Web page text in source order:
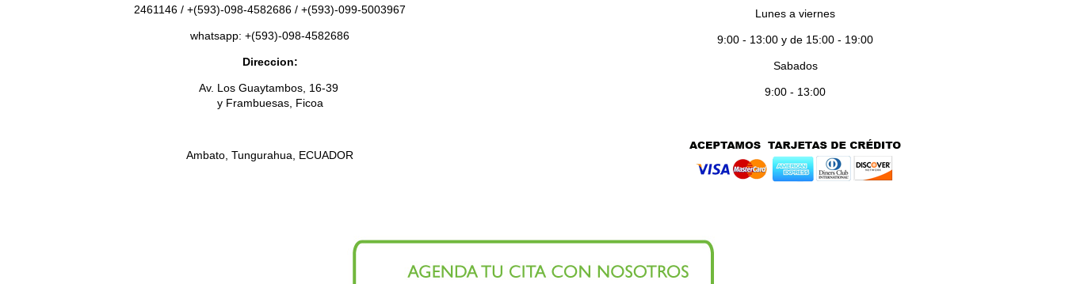
2461146 / +(593)-098-4582686 / +(593)-099-5003967
whatsapp: +(593)-098-4582686
Direccion:
Av. Los Guaytambos, 16-39
y Frambuesas, Ficoa
Ambato, Tungurahua, ECUADOR
Lunes a viernes
9:00 - 13:00 y de 15:00 - 19:00
Sabados
9:00 - 13:00